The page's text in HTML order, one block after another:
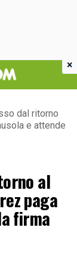
dal ritorno
e attende
al
paga
firma
×